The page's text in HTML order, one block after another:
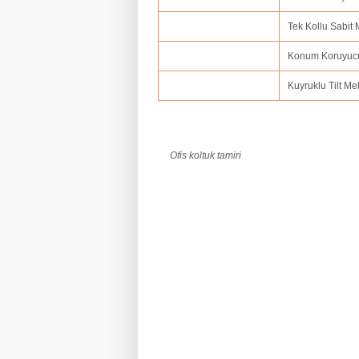
Tek Kollu Sabit
Konum
Kuyruklu Tilt
Ofis koltuk tamiri